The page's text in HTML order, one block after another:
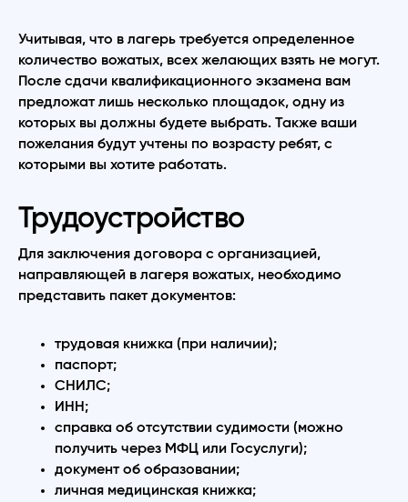
Учитывая, что в лагерь требуется определенное
количество вожатых, всех желающих взять не могут.
После сдачи квалификационного экзамена вам
предложат лишь несколько площадок, одну из
которых вы должны будете выбрать. Также ваши
пожелания будут учтены по возрасту ребят, с
которыми вы хотите работать.
Трудоустройство
Для заключения договора с организацией,
направляющей в лагеря вожатых, необходимо
представить пакет документов:
трудовая книжка (при наличии);
паспорт;
СНИЛС;
ИНН;
справка об отсутствии судимости (можно
получить через МФЦ или Госуслуги);
документ об образовании;
личная медицинская книжка;